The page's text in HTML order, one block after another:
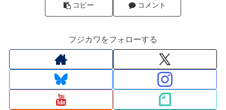
コピー コメント
フジカワをフォローする